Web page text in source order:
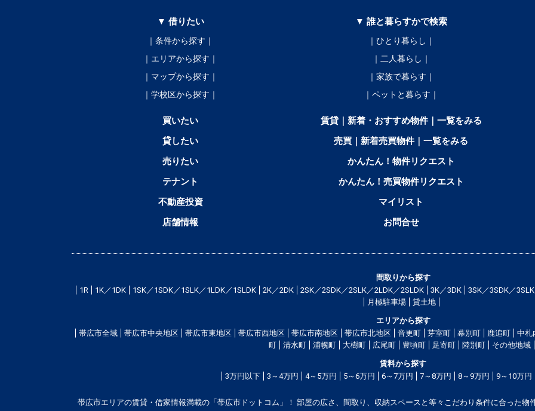
▼ 借りたい
｜条件から探す｜
｜エリアから探す｜
｜マップから探す｜
｜学校区から探す｜
買いたい
貸したい
売りたい
テナント
不動産投資
店舗情報
▼ 誰と暮らすかで検索
｜ひとり暮らし｜
｜二人暮らし｜
｜家族で暮らす｜
｜ペットと暮らす｜
賃貸｜新着・おすすめ物件｜一覧をみる
売買｜新着売買物件｜一覧をみる
かんたん！物件リクエスト
かんたん！売買物件リクエスト
マイリスト
お問合せ
間取りから探す
1R
1K／1DK 1SK／1SDK／1SLK／1LDK／1SLDK 2K／2DK 2SK／2SDK／2SLK／2LDK／2SLDK 3K／3DK
3SK／3SDK／
月極駐車場
貸土地
エリアから探す
帯広市全域
帯広市中央地区 帯広市東地区 帯広市西地区 帯広市南地区 帯広市北地区 音更町 芽室町 幕別町 鹿追町
中札
町
清水町 浦幌町 大樹町 広尾町 豊頃町 足寄町 陸別町 その他地域
賃料から探す
3万円以下
3～4万円 4～5万円 5～6万円 6～7万円 7～8万円 8～9万円 9～10万円
帯広市エリアの賃貸・借家情報満載の「帯広市ドットコム」！ 部屋の広さ、間取り、収納スペースと等々こだわり条件に合った